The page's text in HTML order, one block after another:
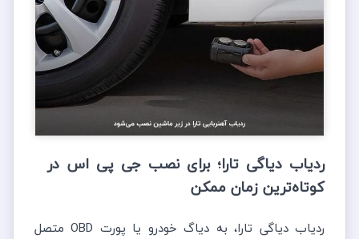
ردیاب دیاگی تارا؛ برای نصب جی پی اس در
کوتاه‌ترین زمان ممکن
ردیاب دیاگی تارا، به دیاگ خودرو یا پورت OBD متصل